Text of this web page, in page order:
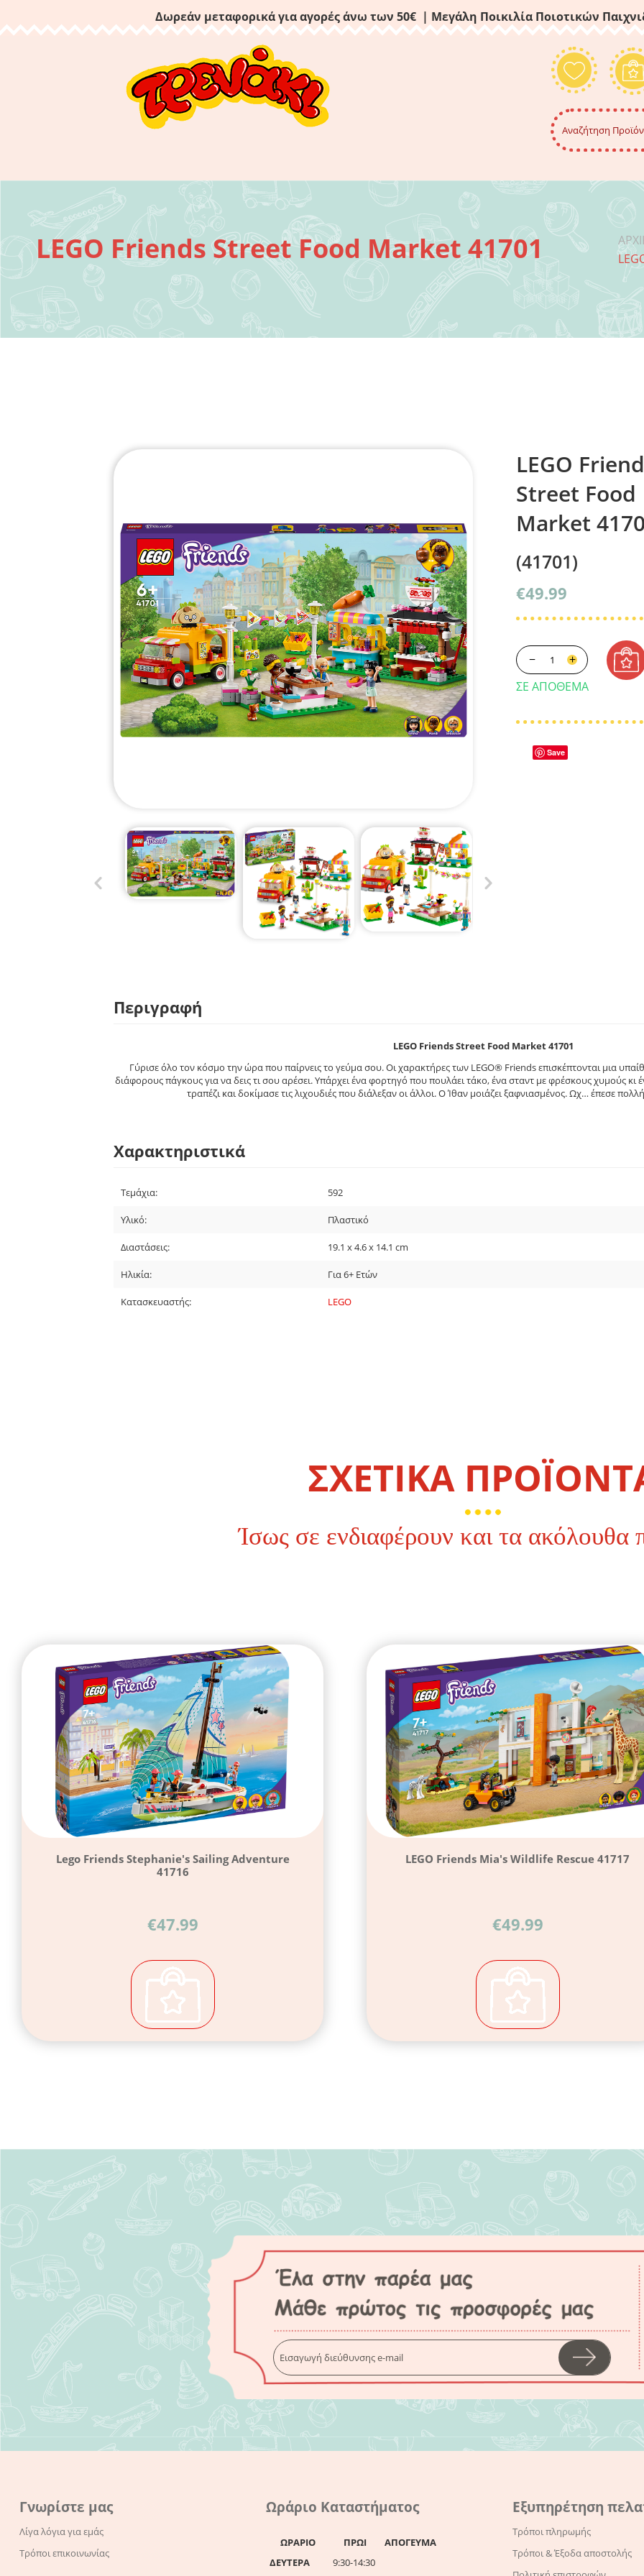
Δωρεάν μεταφορικά για αγορές άνω των 50€ | Μεγάλη Ποικιλία Ποιοτικών
LEGO Friends Street Food Market 41701
LEGO
Street Food
Market
(41701)
€49.99
+
−
ΣΕ ΑΠΌΘΕΜΑ
Save
Περιγραφή
LEGO Friends Street Food Market 41701
Γύρισε όλο τον κόσμο την ώρα που παίρνεις το γεύμα σου. Οι χαρακτήρες των LEGO® Friends επισκέπτονται μια
διάφορους πάγκους για να δεις τι σου αρέσει. Υπάρχει ένα φορτηγό που πουλάει τάκο, ένα σταντ με φρέσκους χυμούς κι
τραπέζι και δοκίμασε τις λιχουδιές που διάλεξαν οι άλλοι. Ο Ίθαν μοιάζει ξαφνιασμένος. Ωχ… έπεσε
Χαρακτηριστικά
Τεμάχια: 592
Υλικό: Πλαστικό
Διαστάσεις: 19.1 x 4.6 x 14.1 cm
Ηλικία: Για 6+ Ετών
Κατασκευαστής: LEGO
ΣΧΕΤΙΚΑ
Ίσως σε ενδιαφέρουν και τα ακόλουθα
Lego Friends Stephanie's Sailing Adventure
41716
€47.99
LEGO Friends Mia's Wildlife Rescue 41717
€49.99
Γνωρίστε μας
Λίγα λόγια για εμάς
Τρόποι επικοινωνίας
Ωράριο Καταστήματος
ΩΡΑΡΙΟ ΠΡΩΙ
ΑΠΟΓΕΥΜΑ
ΔΕΥΤΕΡΑ
9:30-14:30
Εξυπηρέτηση
Τρόποι πληρωμής
Τρόποι & Έξοδα αποστολής